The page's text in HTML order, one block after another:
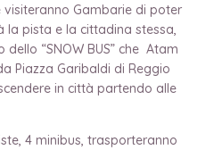
visiteranno Gambarie di poter
la pista e la cittadina stessa,
“SNOW BUS” che Atam
Piazza Garibaldi di Reggio
in città partendo alle
4 minibus, trasporteranno